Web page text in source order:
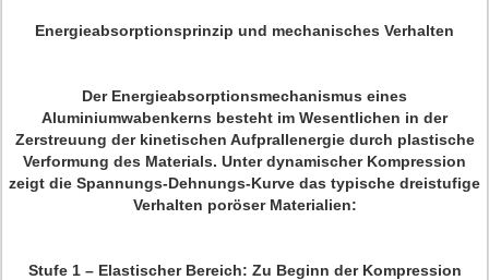
Energieabsorptionsprinzip und mechanisches Verhalten
Der Energieabsorptionsmechanismus eines
Aluminiumwabenkerns besteht im Wesentlichen in der
Zerstreuung der kinetischen Aufprallenergie durch plastische
Verformung des Materials. Unter dynamischer Kompression
zeigt die Spannungs-Dehnungs-Kurve das typische dreistufige
Verhalten poröser Materialien:
Stufe 1 – Elastischer Bereich: Zu Beginn der Kompression